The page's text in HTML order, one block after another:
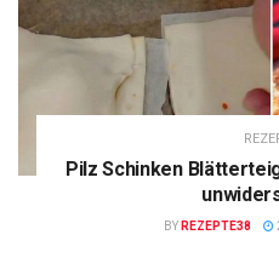
Pilz Schinken
BY REZEPTE38